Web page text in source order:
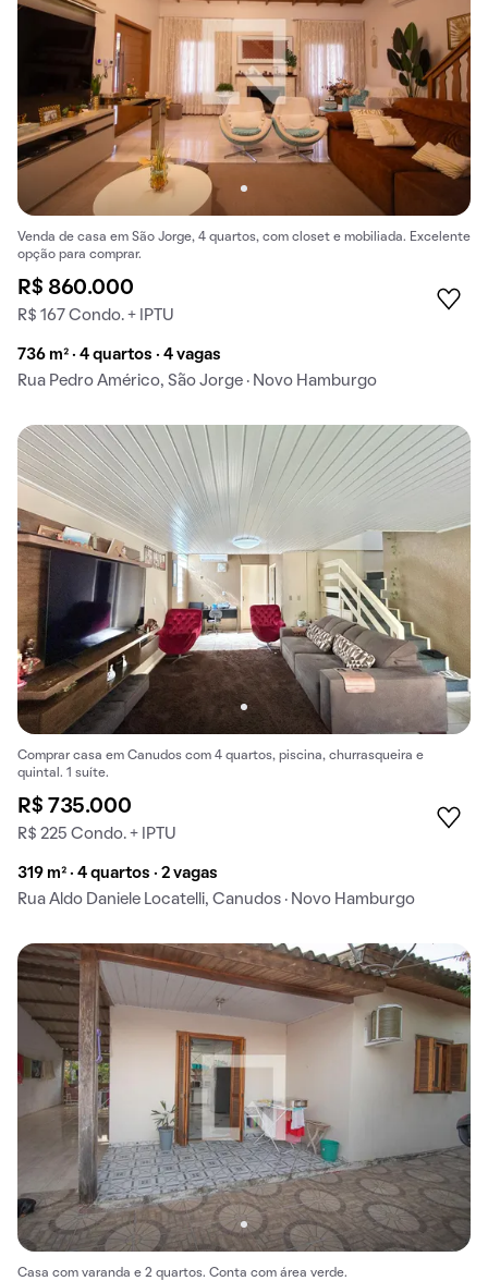
Venda de casa em São Jorge, 4 quartos, com closet e mobiliada. Excelente
opção para comprar.
R$ 860.000
R$ 167 Condo. + IPTU
736 m² · 4 quartos · 4 vagas
Rua Pedro Américo, São Jorge · Novo Hamburgo
Comprar casa em Canudos com 4 quartos, piscina, churrasqueira e
quintal. 1 suíte.
R$ 735.000
R$ 225 Condo. + IPTU
319 m² · 4 quartos · 2 vagas
Rua Aldo Daniele Locatelli, Canudos · Novo Hamburgo
Casa com varanda e 2 quartos. Conta com área verde.